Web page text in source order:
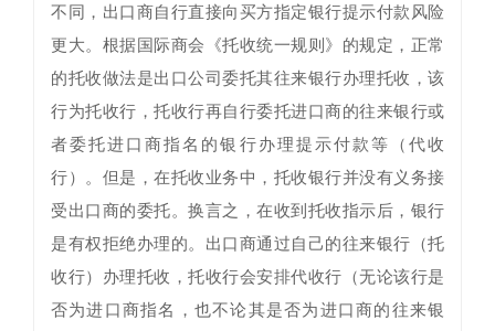
不同，出口商自行直接向买方指定银行提示付款风险
更大。根据国际商会《托收统一规则》的规定，正常
的托收做法是出口公司委托其往来银行办理托收，该
行为托收行，托收行再自行委托进口商的往来银行或
者委托进口商指名的银行办理提示付款等（代收
行）。但是，在托收业务中，托收银行并没有义务接
受出口商的委托。换言之，在收到托收指示后，银行
是有权拒绝办理的。出口商通过自己的往来银行（托
收行）办理托收，托收行会安排代收行（无论该行是
否为进口商指名，也不论其是否为进口商的往来银